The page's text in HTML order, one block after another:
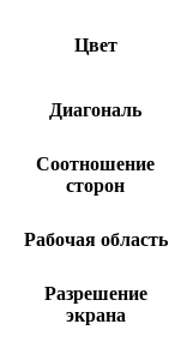
Цвет
Диагональ
Соотношение
сторон
Рабочая область
Разрешение
экрана